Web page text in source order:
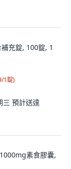
充錠, 100錠, 1
1錠)
三 預計送達
素食膠囊,